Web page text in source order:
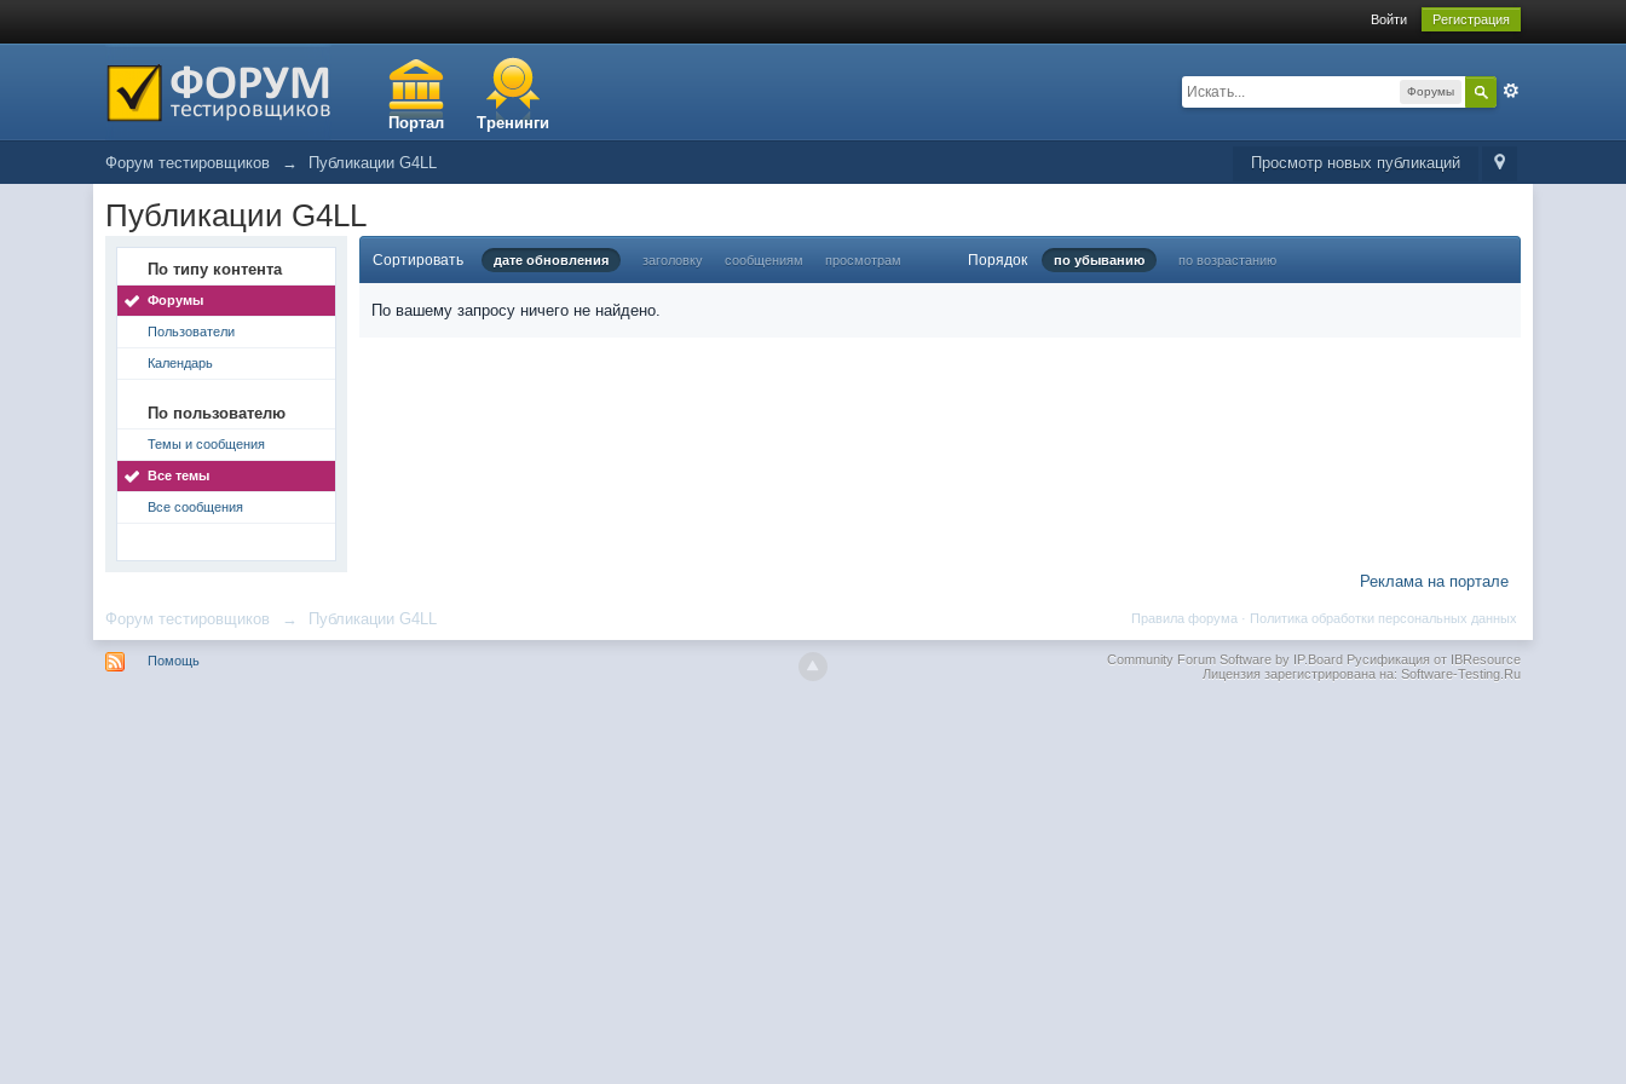
Войти Регистрация
Портал Тренинги
Форумы
Просмотр новых публикаций
Форум тестировщиков → Публикации G4LL
Публикации G4LL
По типу контента
Форумы
Пользователи
Календарь
По пользователю
Темы и сообщения
Все темы
Все сообщения
Сортировать дате обновления заголовку сообщениям просмотрам Порядок по убыванию по возрастанию
По вашему запросу ничего не найдено.
Реклама на портале
Форум тестировщиков → Публикации G4LL Политика обработки персональных данных
Правила форума ·
Помощь Community Forum Software by IP.BoardРусификация от IBResource
Лицензия зарегистрирована на: Software-Testing.Ru